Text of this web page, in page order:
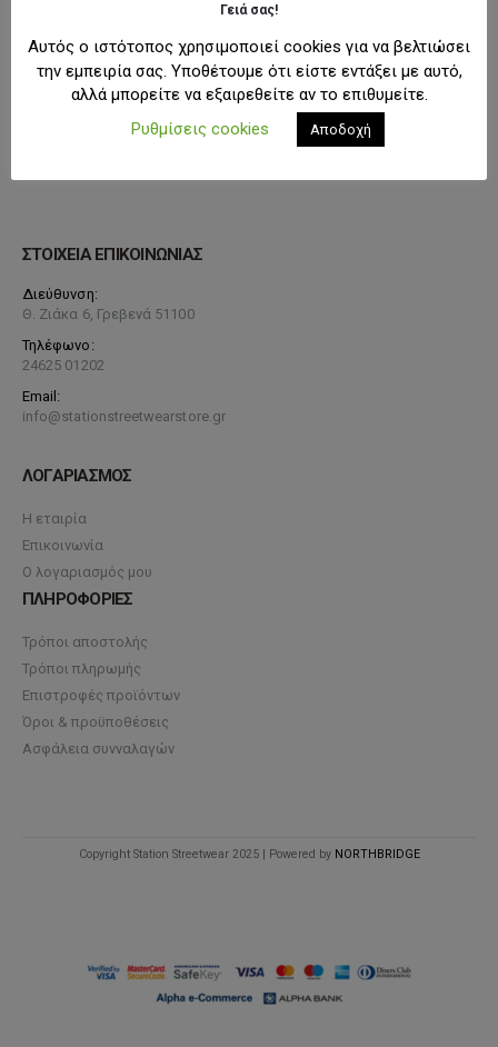
ΣΤΟΙΧΕΙΑ ΕΠΙΚΟΙΝΩΝΙΑΣ
Διεύθυνση:
Θ. Ζιάκα 6, Γρεβενά 51100
Τηλέφωνο:
24625 01202
Email:
info@stationstreetwearstore.gr
ΛΟΓΑΡΙΑΣΜΟΣ
Η εταιρία
Επικοινωνία
Ο λογαριασμός μου
ΠΛΗΡΟΦΟΡΙΕΣ
Τρόποι αποστολής
Τρόποι πληρωμής
Επιστροφές προϊόντων
Όροι & προϋποθέσεις
Ασφάλεια συνναλαγών
Copyright Station Streetwear 2025 | Powered by NORTHBRIDGE
Γειά σας!
Αυτός ο ιστότοπος χρησιμοποιεί cookies για να βελτιώσει
την εμπειρία σας. Υποθέτουμε ότι είστε εντάξει με αυτό,
αλλά μπορείτε να εξαιρεθείτε αν το επιθυμείτε.
Ρυθμίσεις cookies
Αποδοχή